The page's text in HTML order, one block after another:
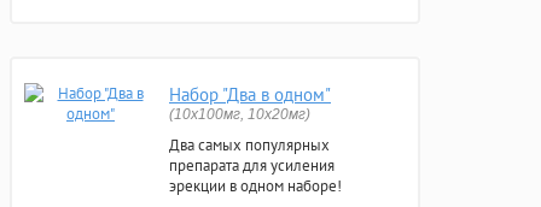
Набор "Два в одном"
(10x100мг, 10x20мг)
Два самых популярных
препарата для усиления
эрекции в одном наборе!